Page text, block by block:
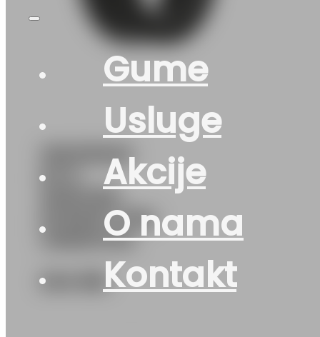
Gume
Usluge
Akcije
O nama
Kontakt
195/55R20
M+S
EXPERT 95H
UNIROYAL
244